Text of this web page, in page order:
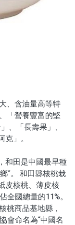
、含油量高等特
「營養豐富的堅
、「長壽果」、
克」 。
和田是中國最早種
”。
和田縣核桃栽
皮核桃、薄皮核
全國總量的11%。
桃商品基地縣，
會命名為“中國名